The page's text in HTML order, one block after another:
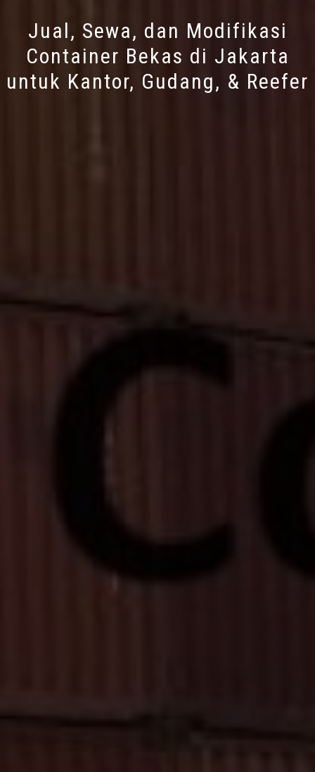
Jual, Sewa, dan Modifikasi
Container Bekas di Jakarta
untuk Kantor, Gudang, & Reefer